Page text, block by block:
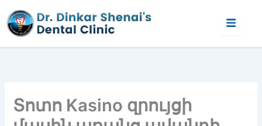
to
content
Տոտո Kasino զրույցի